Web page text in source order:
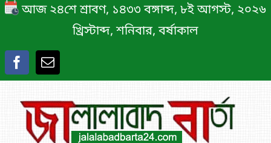
Skip
content
আজ ২৪শে শ্রাবণ, ১৪৩৩ বঙ্গাব্দ, ৮ই আগস্ট, ২০২৬
খ্রিস্টাব্দ, শনিবার, বর্ষাকাল